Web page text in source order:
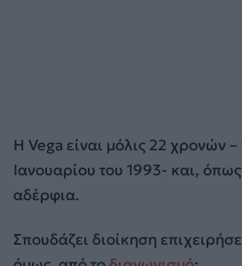
Η Vega είναι μόλις 22 χρονών –
Ιανουαρίου του 1993- και,
αδέρφια.
Σπουδάζει διοίκηση